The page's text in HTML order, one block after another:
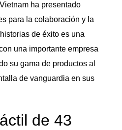
ha presentado
para la colaboración y la
de éxito es una
una importante empresa
su gama de productos al
de vanguardia en sus
de 43